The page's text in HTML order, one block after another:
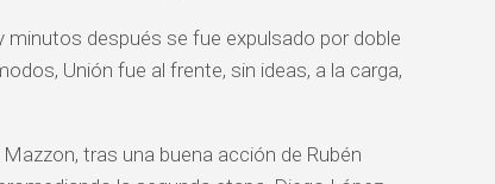
minutos después se fue expulsado por doble
Unión fue al frente, sin ideas, a la carga,
tras una buena acción de Rubén